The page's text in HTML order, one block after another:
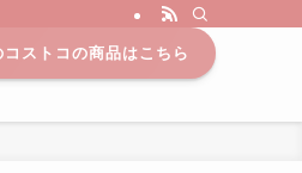
ストコの商品はこちら